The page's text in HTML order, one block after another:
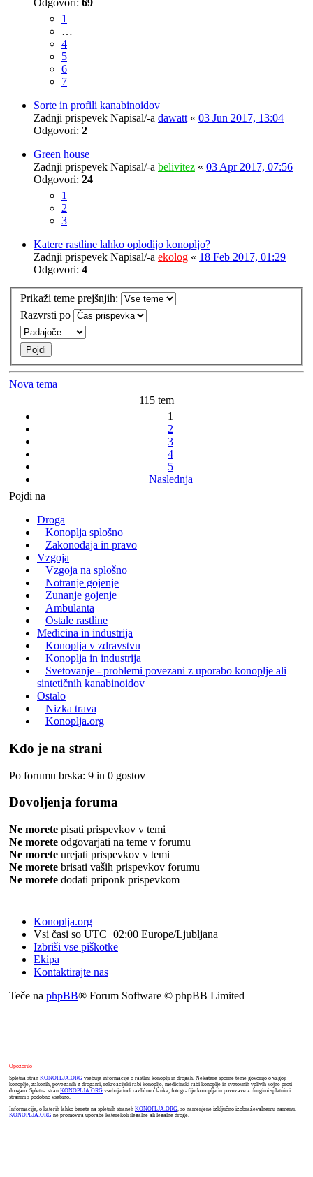
1
…
4
5
6
7
Sorte in profili kanabinoidov
Zadnji prispevek Napisal/-a dawatt « 03 Jun 2017, 13:04
Odgovori: 2
Green house
Zadnji prispevek Napisal/-a belivitez « 03 Apr 2017, 07:56
Odgovori: 24
1
2
3
Katere rastline lahko oplodijo konopljo?
Zadnji prispevek Napisal/-a ekolog « 18 Feb 2017, 01:29
Odgovori: 4
Prikaži teme prejšnjih:
Razvrsti po
Nova tema
115 tem
1
2
3
4
5
Naslednja
Pojdi na
Droga
Konoplja splošno
Zakonodaja in pravo
Vzgoja
Vzgoja na splošno
Notranje gojenje
Zunanje gojenje
Ambulanta
Ostale rastline
Medicina in industrija
Konoplja v zdravstvu
Konoplja in industrija
Svetovanje - problemi povezani z uporabo konoplje ali
sintetičnih kanabinoidov
Ostalo
Nizka trava
Konoplja.org
Kdo je na strani
Po forumu brska: 9 in 0 gostov
Dovoljenja foruma
Ne morete pisati prispevkov v temi
Ne morete odgovarjati na teme v forumu
Ne morete urejati prispevkov v temi
Ne morete brisati vaših prispevkov forumu
Ne morete dodati priponk prispevkom
Konoplja.org
Vsi časi so UTC+02:00 Europe/Ljubljana
Izbriši vse piškotke
Ekipa
Kontaktirajte nas
Teče na phpBB® Forum Software © phpBB Limited
Opozorilo
Spletna stran KONOPLJA.ORG vsebuje informacije o rastlini konoplji in drogah. Nekatere sporne teme govorijo o vzgoji
konoplje, zakonih, povezanih z drogami, rekreacijski rabi konoplje, medicinski rabi konoplje in svetovnih vplivih vojne proti
drogam. Spletna stran KONOPLJA.ORG vsebuje tudi različne članke, fotografije konoplje in povezave z drugimi spletnimi
stranmi s podobno vsebino.
Informacije, o katerih lahko berete na spletnih straneh KONOPLJA.ORG, so namenjene izključno izobraževalnemu namenu.
KONOPLJA.ORG ne promovira uporabe katerekoli ilegalne ali legalne droge.